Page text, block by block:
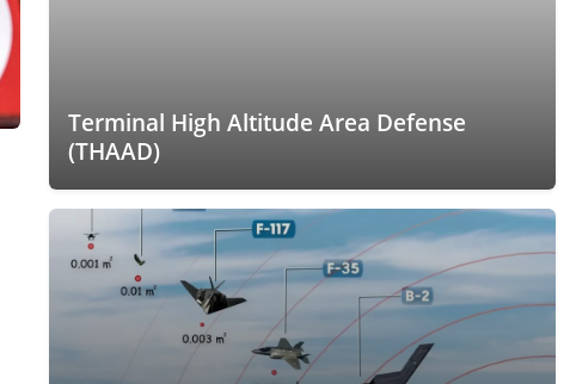
Terminal High Altitude Area Defense
(THAAD)